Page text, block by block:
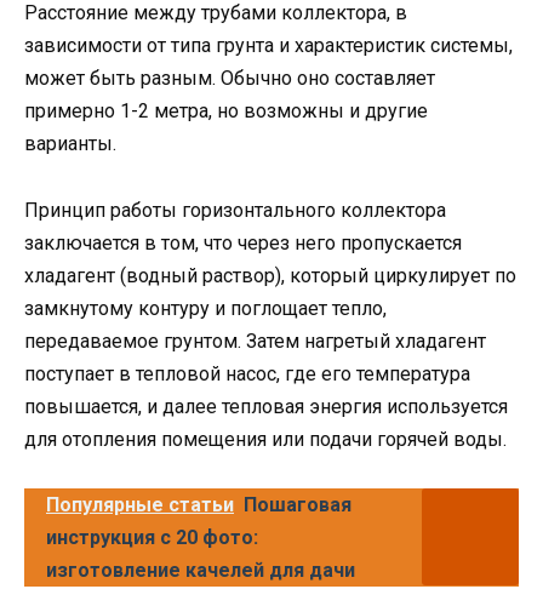
Расстояние между трубами коллектора, в
зависимости от типа грунта и характеристик системы,
может быть разным. Обычно оно составляет
примерно 1-2 метра, но возможны и другие
варианты.
Принцип работы горизонтального коллектора
заключается в том, что через него пропускается
хладагент (водный раствор), который циркулирует по
замкнутому контуру и поглощает тепло,
передаваемое грунтом. Затем нагретый хладагент
поступает в тепловой насос, где его температура
повышается, и далее тепловая энергия используется
для отопления помещения или подачи горячей воды.
Популярные статьи Пошаговая
инструкция с 20 фото:
изготовление качелей для дачи